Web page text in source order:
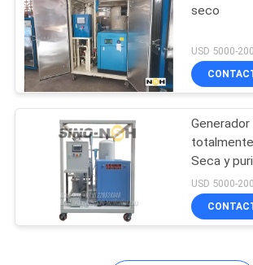
Máquina de la
filtración del
hidráulico
seco
Seca y
Punto de
-75 °C
USD 5000-